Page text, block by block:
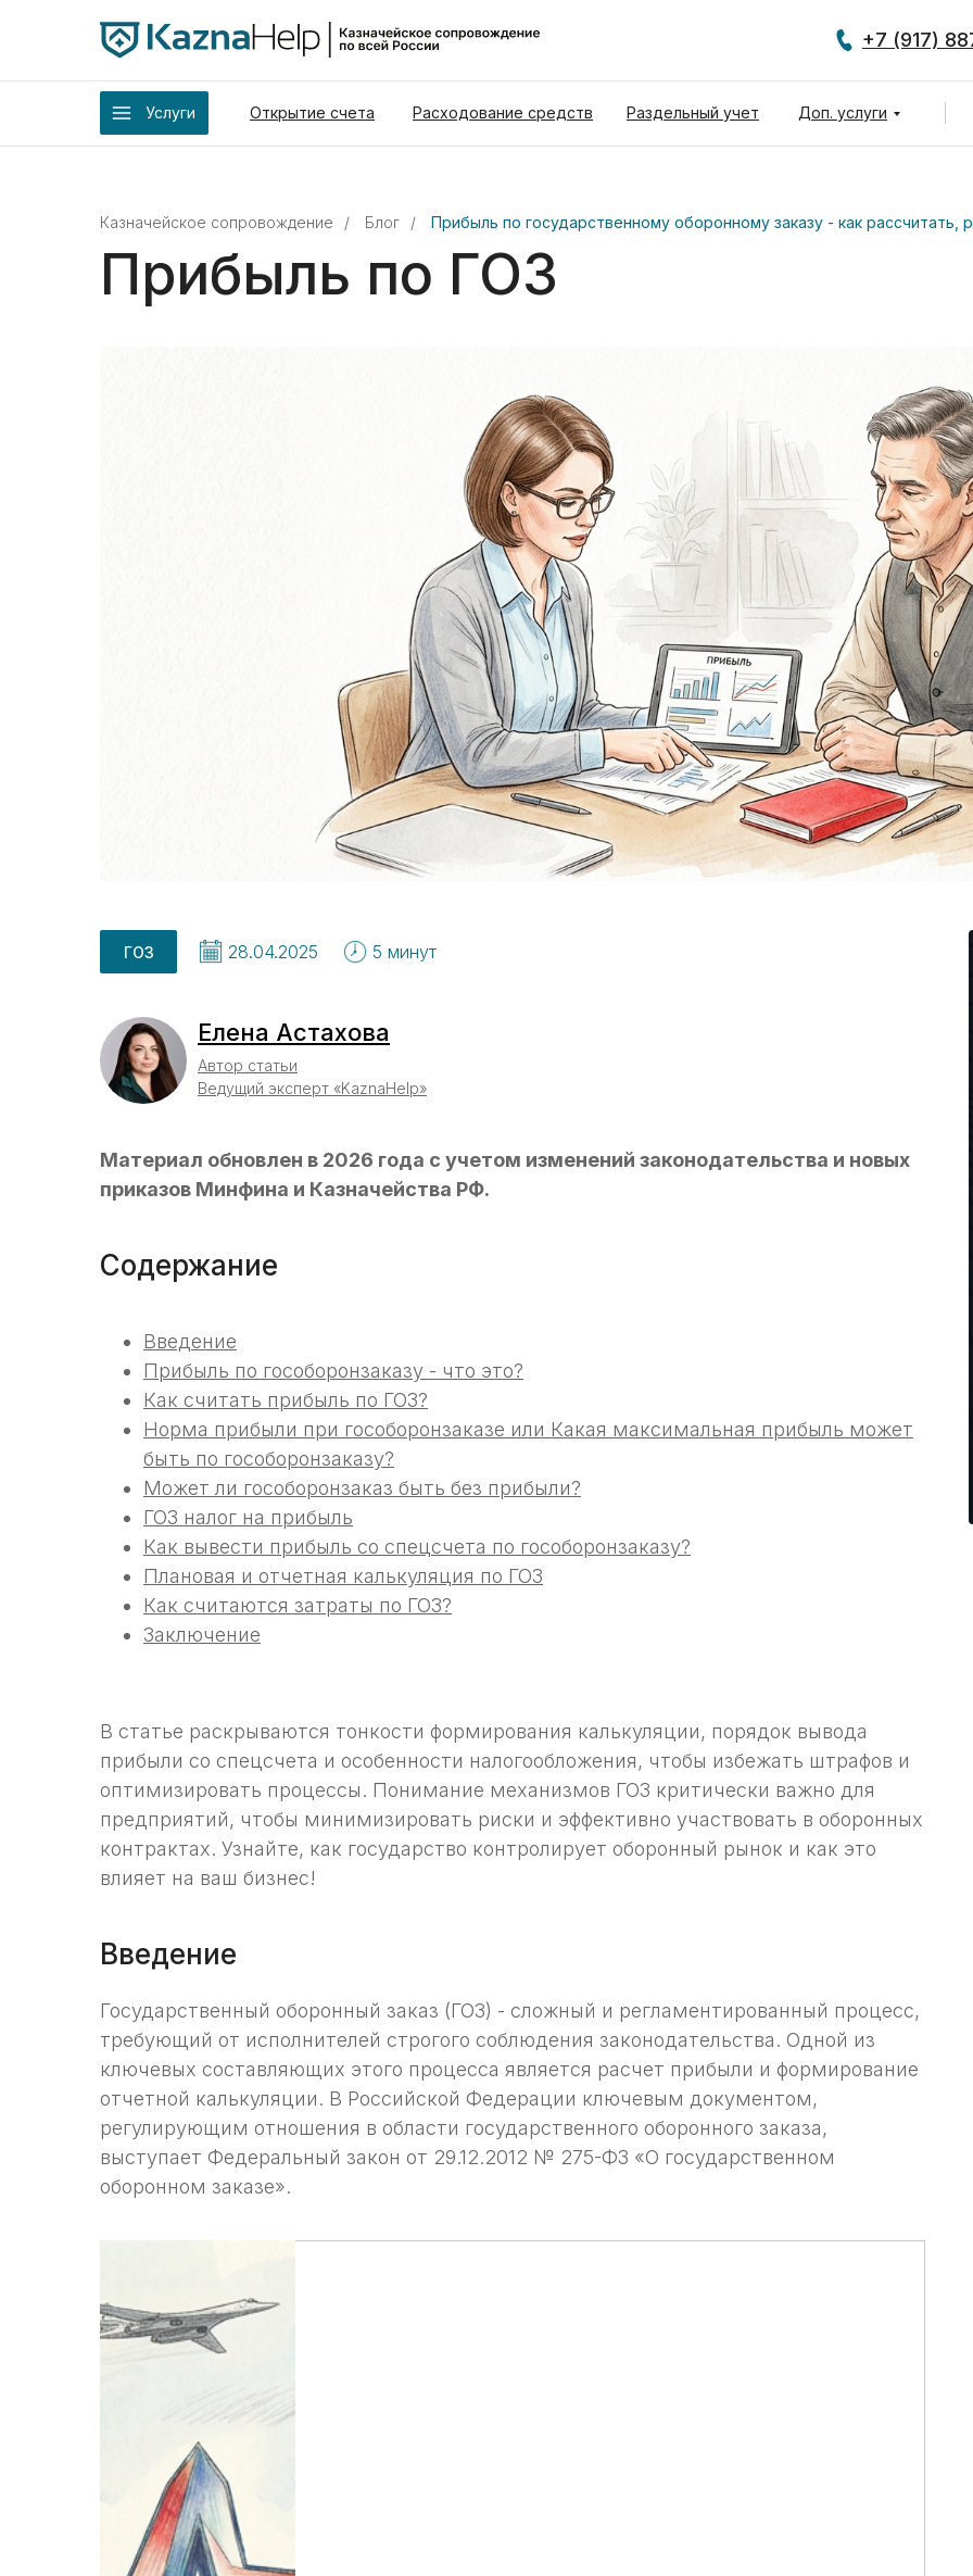
+7 (917)
Услуги Открытие счета Расходование средств Раздельный учет Доп. услуги
Казначейское сопровождение / Блог / Прибыль по государственному оборонному заказу - как рассчитать,
Прибыль по ГОЗ
ГОЗ 28.04.2025 5 минут
Елена Астахова
Автор статьи
Ведущий эксперт «KaznaHelp»
Материал обновлен в 2026 года с учетом изменений законодательства и новых
приказов Минфина и Казначейства РФ.
Содержание
Введение
Прибыль по гособоронзаказу - что это?
Как считать прибыль по ГОЗ?
Норма прибыли при гособоронзаказе или Какая максимальная прибыль может
быть по гособоронзаказу?
Может ли гособоронзаказ быть без прибыли?
ГОЗ налог на прибыль
Как вывести прибыль со спецсчета по гособоронзаказу?
Плановая и отчетная калькуляция по ГОЗ
Как считаются затраты по ГОЗ?
Заключение
В статье раскрываются тонкости формирования калькуляции, порядок вывода
прибыли со спецсчета и особенности налогообложения, чтобы избежать штрафов и
оптимизировать процессы. Понимание механизмов ГОЗ критически важно для
предприятий, чтобы минимизировать риски и эффективно участвовать в оборонных
контрактах. Узнайте, как государство контролирует оборонный рынок и как это
влияет на ваш бизнес!
Введение
Государственный оборонный заказ (ГОЗ) - сложный и регламентированный процесс,
требующий от исполнителей строгого соблюдения законодательства. Одной из
ключевых составляющих этого процесса является расчет прибыли и формирование
отчетной калькуляции. В Российской Федерации ключевым документом,
регулирующим отношения в области государственного оборонного заказа,
выступает Федеральный закон от 29.12.2012 № 275-ФЗ «О государственном
оборонном заказе».